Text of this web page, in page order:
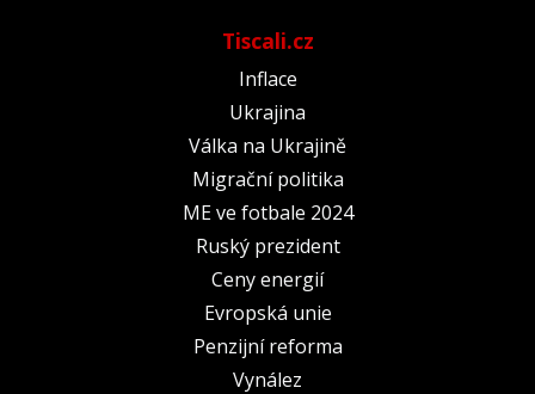
Tiscali.cz
Inflace
Ukrajina
Válka na Ukrajině
Migrační politika
ME ve fotbale 2024
Ruský prezident
Ceny energií
Evropská unie
Penzijní reforma
Vynález